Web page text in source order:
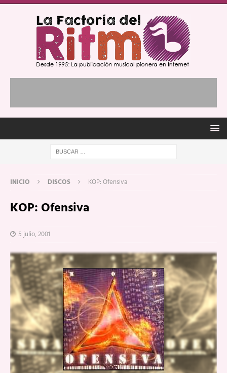
INICIO DISCOS KOP: Ofensiva
KOP: Ofensiva
5 julio, 2001